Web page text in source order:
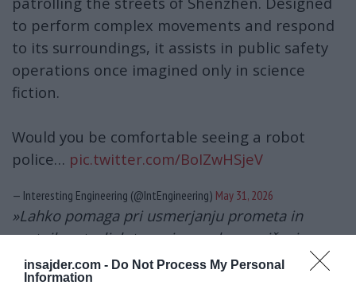
insajder.com - Do Not Process My Personal
Information
to perform complex movements and respond
to its surroundings, it assists in public safety
operations once imagined only in science
fiction.
Would you be comfortable seeing a robot
police… pic.twitter.com/BoIZwHSjeV
— Interesting Engineering (@IntEngineering) May 31, 2026
»Lahko pomaga pri usmerjanju prometa in
cestnih patruljah ter prispeva k zmanjšanju
števila prometnih prekrškov, hkrati pa prevzame
ponavljajoče se in delovno intenzivne naloge